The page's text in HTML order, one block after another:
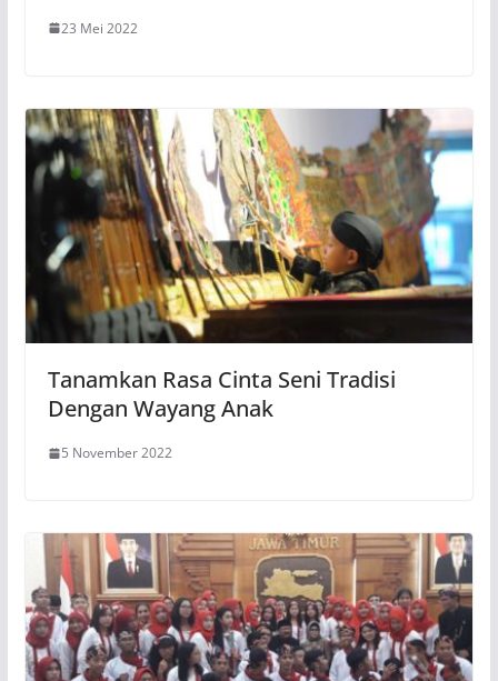
23 Mei 2022
Tanamkan Rasa Cinta Seni Tradisi
Dengan Wayang Anak
5 November 2022